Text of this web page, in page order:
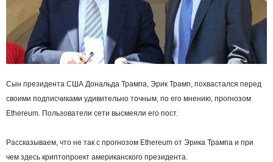
Сын президента США Дональда Трампа, Эрик Трамп, похвастался перед
своими подписчиками удивительно точным, по его мнению, прогнозом
Ethereum. Пользователи сети высмеяли его пост.
Рассказываем, что не так с прогнозом Ethereum от Эрика Трампа и при
чем здесь криптопроект американского президента.